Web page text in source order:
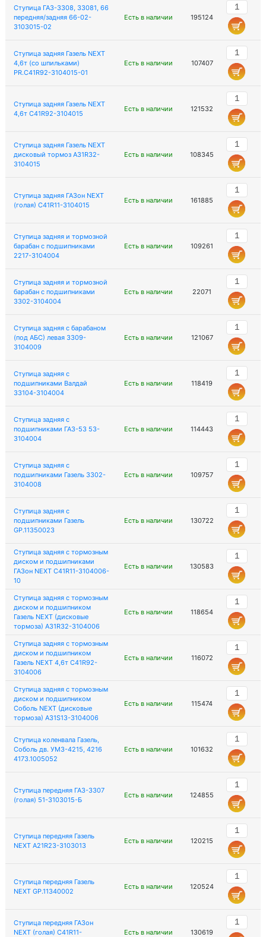
Ступица ГАЗ-3308, 33081, 66
передняя/задняя 66-02-
3103015-02
Есть в наличии 195124
Ступица задняя Газель NEXT
4,6т (со шпильками)
PR.C41R92-3104015-01
Есть в наличии 107407
Ступица задняя Газель NEXT
4,6т C41R92-3104015
Есть в наличии 121532
Ступица задняя Газель NEXT
дисковый тормоз A31R32-
3104015
Есть в наличии 108345
Ступица задняя ГАЗон NEXT
(голая) C41R11-3104015
Есть в наличии 161885
Ступица задняя и тормозной
барабан с подшипниками
2217-3104004
Есть в наличии 109261
Ступица задняя и тормозной
барабан с подшипниками
3302-3104004
Есть в наличии 22071
Ступица задняя с барабаном
(под АБС) левая 3309-
3104009
Есть в наличии 121067
Ступица задняя с
подшипниками Валдай
33104-3104004
Есть в наличии 118419
Ступица задняя с
подшипниками ГАЗ-53 53-
3104004
Есть в наличии 114443
Ступица задняя с
подшипниками Газель 3302-
3104008
Есть в наличии 109757
Ступица задняя с
подшипниками Газель
GP.11350023
Есть в наличии 130722
Ступица задняя с тормозным
диском и подшипниками
ГАЗон NEXT C41R11-3104006-
10
Есть в наличии 130583
Ступица задняя с тормозным
диском и подшипником
Газель NEXT (дисковые
тормоза) A31R32-3104006
Есть в наличии 118654
Ступица задняя с тормозным
диском и подшипником
Газель NEXT 4,6т C41R92-
3104006
Есть в наличии 116072
Ступица задняя с тормозным
диском и подшипником
Соболь NEXT (дисковые
тормоза) A31S13-3104006
Есть в наличии 115474
Ступица коленвала Газель,
Соболь дв. УМЗ-4215, 4216
4173.1005052
Есть в наличии 101632
Ступица передняя ГАЗ-3307
(голая) 51-3103015-Б
Есть в наличии 124855
Ступица передняя Газель
NEXT A21R23-3103013
Есть в наличии 120215
Ступица передняя Газель
NEXT GP.11340002
Есть в наличии 120524
Ступица передняя ГАЗон
NEXT (голая) C41R11-
Есть в наличии 130619